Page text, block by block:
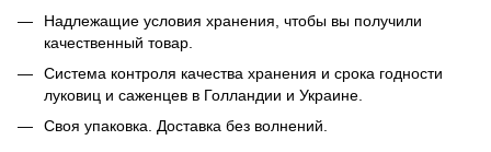
Надлежащие условия хранения, чтобы вы получили
качественный товар.
Система контроля качества хранения и срока годности
луковиц и саженцев в Голландии и Украине.
Своя упаковка. Доставка без волнений.